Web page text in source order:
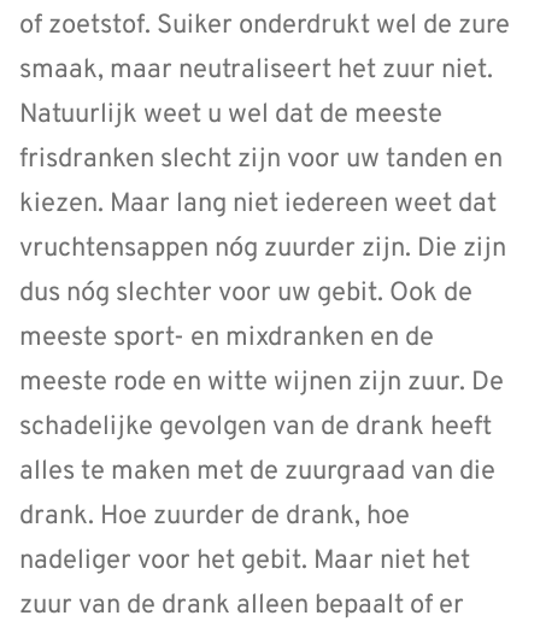
of zoetstof. Suiker onderdrukt wel de zure
smaak, maar neutraliseert het zuur niet.
Natuurlijk weet u wel dat de meeste
frisdranken slecht zijn voor uw tanden en
kiezen. Maar lang niet iedereen weet dat
vruchtensappen nóg zuurder zijn. Die zijn
dus nóg slechter voor uw gebit. Ook de
meeste sport- en mixdranken en de
meeste rode en witte wijnen zijn zuur. De
schadelijke gevolgen van de drank heeft
alles te maken met de zuurgraad van die
drank. Hoe zuurder de drank, hoe
nadeliger voor het gebit. Maar niet het
zuur van de drank alleen bepaalt of er